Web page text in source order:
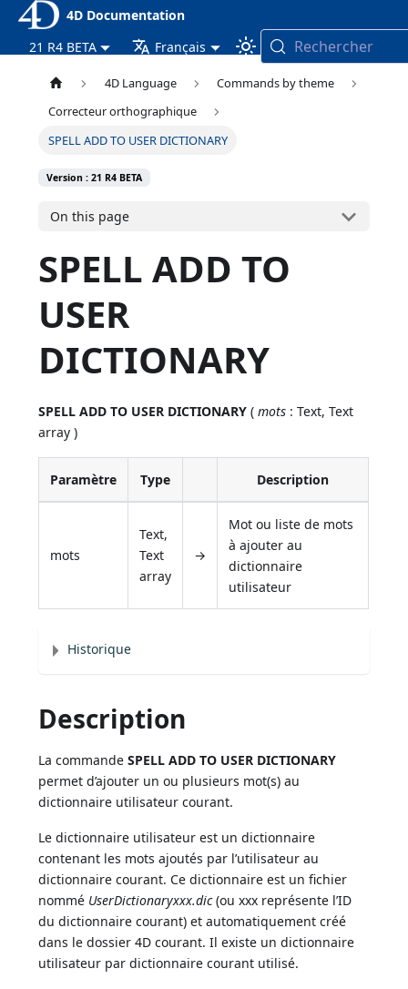
4D Documentation
21 R4 BETA
Français Rechercher
4D Language
Commands by theme
Correcteur orthographique
SPELL ADD TO USER DICTIONARY
Version : 21 R4 BETA
On this page
SPELL ADD TO
USER
DICTIONARY
SPELL ADD TO USER DICTIONARY (mots : Text, Text
array )
Paramètre Type Description
mots
Text,
Text
array
→
Mot ou liste de mots
à ajouter au
dictionnaire
utilisateur
Historique
Description
La commandeSPELL ADD TO USER DICTIONARY
permet d’ajouter un ou plusieurs mot(s) au
dictionnaire utilisateur courant.
Le dictionnaire utilisateur est un dictionnaire
contenant les mots ajoutés par l’utilisateur au
dictionnaire courant. Ce dictionnaire est un fichier
nommé UserDictionaryxxx.dic(ou xxx représente l’ID
du dictionnaire courant) et automatiquement créé
dans le dossier 4D courant. Il existe un dictionnaire
utilisateur par dictionnaire courant utilisé.